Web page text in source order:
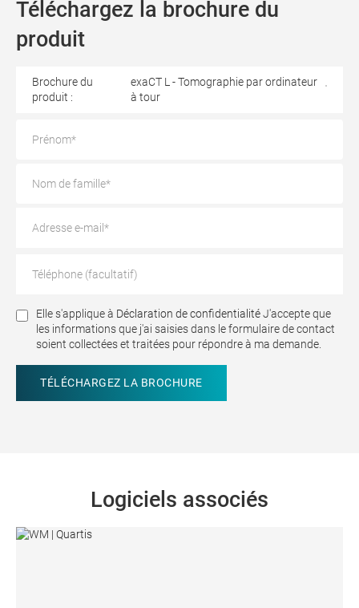
Téléchargez la brochure du
produit
Brochure du
produit :
exaCT L - Tomographie par ordinateur
à tour
Elle s'applique à Déclaration de confidentialitéJ'accepte que
les informations que j'ai saisies dans le formulaire de contact
soient collectées et traitées pour répondre à ma demande.
Logiciels associés